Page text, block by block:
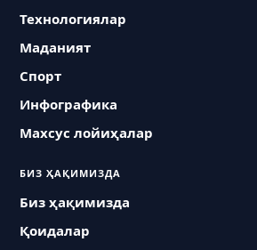
Технологиялар
Маданият
Спорт
Инфографика
Махсус лойиҳалар
БИЗ ҲАҚИМИЗДА
Биз ҳақимизда
Қоидалар